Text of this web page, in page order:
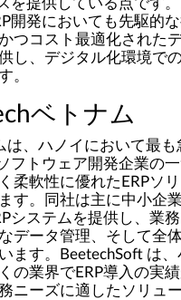
を提供している点です
開発においても先駆的
つコスト最適化された
し、デジタル化環境で
。
ベトナム
は、ハノイにおいて最
フトウェア開発企業の一
柔軟性に優れたERPソ
す。同社は主に中小企
システムを提供し、業
データ管理、そして全
ます。BeetechSoft は、
の業界でERP導入の実
ニーズに適したソリュ